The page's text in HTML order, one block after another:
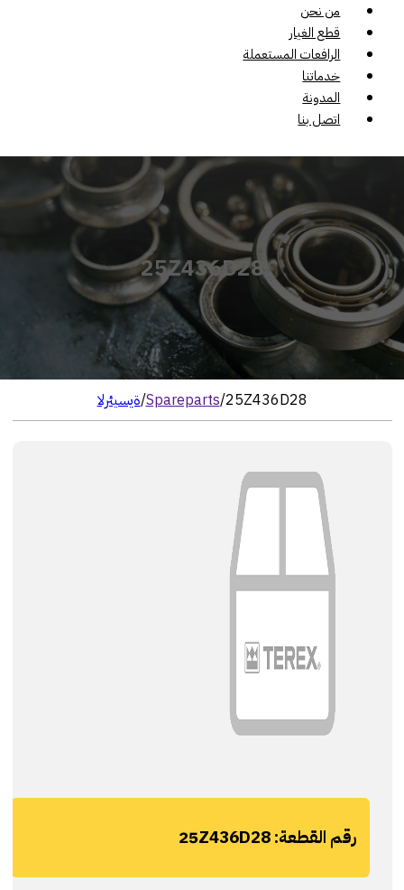
من نحن
قطع الغيار
الرافعات المستعملة
خدماتنا
المدونة
اتصل بنا
25Z436D28
الرئيسية/Spareparts/25Z436D28
رقم القطعة:25Z436D28